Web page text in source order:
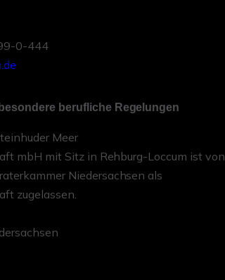
0-444
berufliche Regelungen
Meer
mbH mit Sitz in Rehburg-Loccum ist von
Niedersachsen als
zugelassen.